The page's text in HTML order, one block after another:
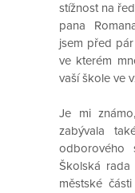
stížnost na
pana
jsem před
ve kterém
vaší škole ve
Je mi
zabývala
odborového
Školská rada
městské